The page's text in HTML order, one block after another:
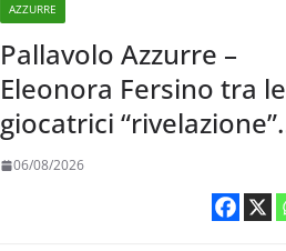
AZZURRE
Pallavolo Azzurre –
Eleonora Fersino tra le
giocatrici “rivelazione”
della VNL 2026 per
06/08/2026